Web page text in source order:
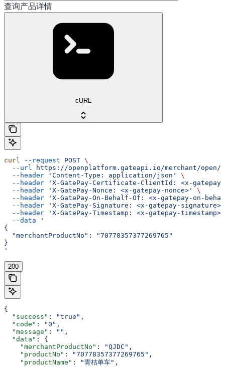
查询产品详情
cURL
curl --request POST \
  --url
https://openplatform.gateapi.io/merchant/open/
  --header
'Content-Type: application/json'
\
  --header
'X-GatePay-Certificate-ClientId: <x-
  --header
'X-GatePay-Nonce: <x-gatepay-nonce>'
\
  --header
'X-GatePay-On-Behalf-Of: <x-gatepay-on-
  --header
'X-GatePay-Signature: <x-gatepay-signature>'
  --header
'X-GatePay-Timestamp: <x-gatepay-timestamp>'
  --data
'
{
  "merchantProductNo": "70778357377269765"
}
'
200
{
  "success"
: "true" ,
  "code"
: "0" ,
  "message"
: "" ,
  "data"
: {
    "merchantProductNo"
: "QJDC" ,
    "productNo"
: "70778357377269765" ,
    "productName"
: "青桔单车" ,